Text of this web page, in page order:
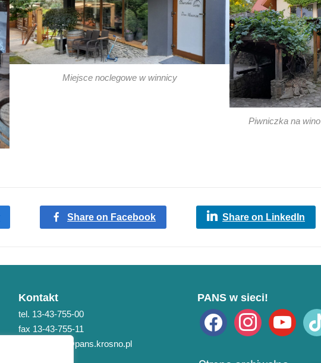
Miejsce noclegowe w winnicy
Piwniczka na wino
Share on Facebook Share on LinkedIn
Kontakt
tel. 13-43-755-00
fax 13-43-755-11
e-mail: pans@pans.krosno.pl
PANS w sieci!
facebook instagramyoutube